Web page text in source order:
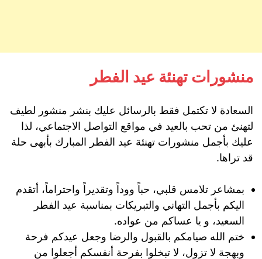
منشورات تهنئة عيد الفطر
السعادة لا تكتمل فقط بالرسائل عليك بنشر منشور لطيف
لتهنئ من تحب بالعيد في مواقع التواصل الاجتماعي، لذا
عليك بأجمل منشورات تهنئة عيد الفطر المبارك بأبهى حلة
قد تراها.
بمشاعر تلامس قلبي، حباً ووداً وتقديراً واحتراماً، أتقدم
اليكم بأجمل التهاني والتبريكات بمناسبة عيد الفطر
السعيد، و يا عساكم من عواده.
ختم الله صيامكم بالقبول والرضا وجعل عيدكم فرحة
وبهجة لا تزول، لا تبخلوا بفرحة أنفسكم أجعلوا من